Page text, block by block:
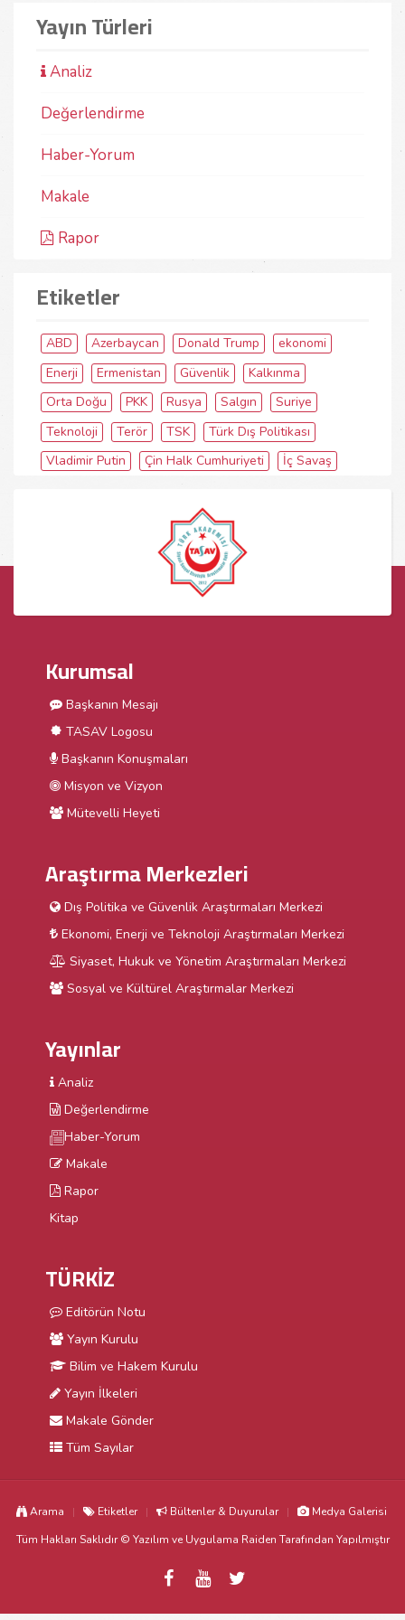
Yayın Türleri
Analiz
Değerlendirme
Haber-Yorum
Makale
Rapor
Etiketler
ABD Azerbaycan Donald Trump
ekonomi
Enerji
Ermenistan Güvenlik
Kalkınma
Orta Doğu
PKK Rusya Salgın
Suriye
Teknoloji
Terör TSK
Türk Dış Politikası
Vladimir Putin
Çin Halk Cumhuriyeti İç Savaş
Kurumsal
Başkanın Mesajı
TASAV Logosu
Başkanın Konuşmaları
Misyon ve Vizyon
Mütevelli Heyeti
Araştırma Merkezleri
Dış Politika ve Güvenlik Araştırmaları Merkezi
Ekonomi, Enerji ve Teknoloji Araştırmaları Merkezi
Siyaset, Hukuk ve Yönetim Araştırmaları Merkezi
Sosyal ve Kültürel Araştırmalar Merkezi
Yayınlar
Analiz
Değerlendirme
Haber-Yorum
Makale
Rapor
Kitap
TÜRKİZ
Editörün Notu
Yayın Kurulu
Bilim ve Hakem Kurulu
Yayın İlkeleri
Makale Gönder
Tüm Sayılar
Arama Etiketler Bültenler & Duyurular
Medya Galerisi
Tüm Hakları Saklıdır © Yazılım ve Uygulama Raiden Tarafından Yapılmıştır